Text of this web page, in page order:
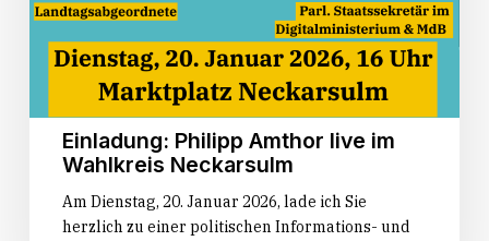
Einladung: Philipp Amthor live im
Wahlkreis Neckarsulm
Am Dienstag, 20. Januar 2026, lade ich Sie
herzlich zu einer politischen Informations- und